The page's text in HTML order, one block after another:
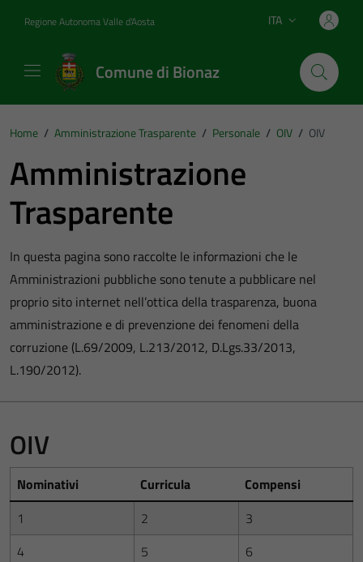
Regione Autonoma Valle d'Aosta Lingua attiva:
ITA
Comune di Bionaz
Home / Amministrazione Trasparente / Personale / OIV / OIV
Amministrazione
Trasparente
In questa pagina sono raccolte le informazioni che le
Amministrazioni pubbliche sono tenute a pubblicare nel
proprio sito internet nell’ottica della trasparenza, buona
amministrazione e di prevenzione dei fenomeni della
corruzione (L.69/2009, L.213/2012, D.Lgs.33/2013,
L.190/2012).
OIV
Nominativi Curricula
Compensi
1
2
3
4
5 6